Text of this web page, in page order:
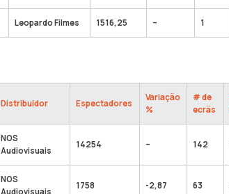
Leopardo Filmes 1516,25 – 1
Distribuidor Espectadores
Variação
%
# de
ecrãs
NOS
Audiovisuais
14254 – 142
NOS
Audiovisuais
1758 -2,87 63